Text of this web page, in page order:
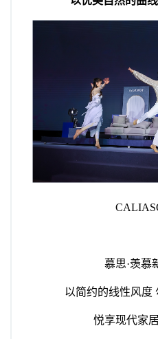
慕思·羡慕
以简约的线性风度
悦享现代家